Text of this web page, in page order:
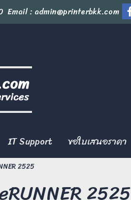
Email : admin@printerbkk.com
IT Support ขอใบเสนอราคา
2525
2525